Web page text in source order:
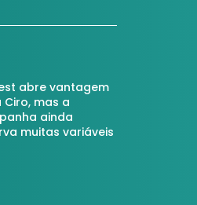
abre vantagem
Ciro, mas a
ainda
muitas variáveis